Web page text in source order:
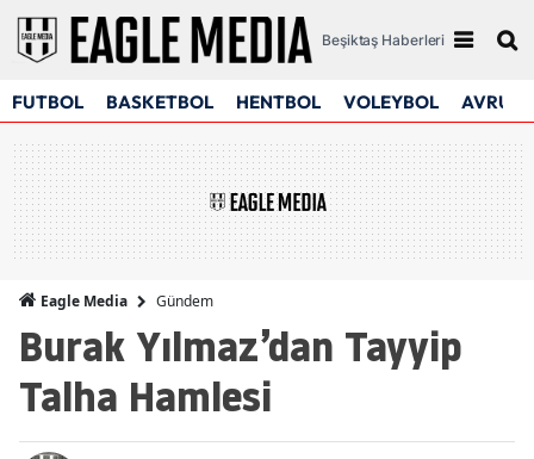
Beşiktaş Haberleri
FUTBOL BASKETBOL HENTBOL VOLEYBOL
Eagle Media Gündem
Burak Yılmaz’dan Tayyip
Talha Hamlesi